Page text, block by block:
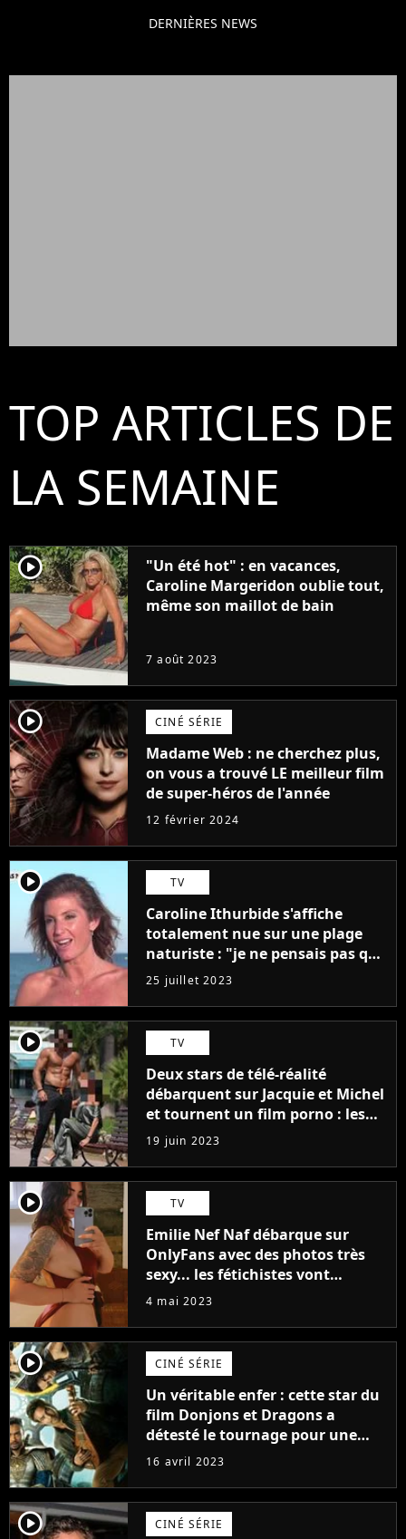
DERNIÈRES NEWS
TOP ARTICLES DE
LA SEMAINE
player2
"Un été hot" : en vacances,
Caroline Margeridon oublie tout,
même son maillot de bain
7 août 2023
player2 CINÉ SÉRIE
Madame Web : ne cherchez plus,
on vous a trouvé LE meilleur film
de super-héros de l'année
12 février 2024
player2 TV
Caroline Ithurbide s'affiche
totalement nue sur une plage
naturiste : "je ne pensais pas que
j'arriverais à le faire..."
25 juillet 2023
player2 TV
Deux stars de télé-réalité
débarquent sur Jacquie et Michel
et tournent un film porno : les
premières images du tournage
(exclu)
19 juin 2023
player2 TV
Emilie Nef Naf débarque sur
OnlyFans avec des photos très
sexy... les fétichistes vont
prendre leur pied !
4 mai 2023
player2 CINÉ SÉRIE
Un véritable enfer : cette star du
film Donjons et Dragons a
détesté le tournage pour une
raison très spéciale
16 avril 2023
player2 CINÉ SÉRIE